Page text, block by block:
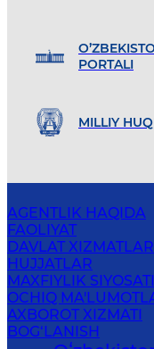
PORTALI
MILLIY
AGENTLIK HAQIDA
FAOLIYAT
DAVLAT XIZMATLARI
HUJJATLAR
MAXFIYLIK SIYOSATI
OCHIQ
AXBOROT XIZMATI
BOG‘LANISH